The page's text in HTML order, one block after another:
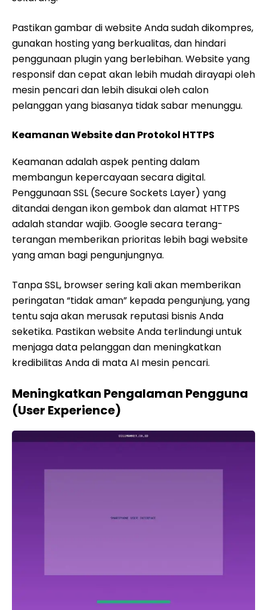
Pastikan gambar di website Anda sudah dikompres,
gunakan hosting yang berkualitas, dan hindari
penggunaan plugin yang berlebihan. Website yang
responsif dan cepat akan lebih mudah dirayapi oleh
mesin pencari dan lebih disukai oleh calon
pelanggan yang biasanya tidak sabar menunggu.
Keamanan Website dan Protokol HTTPS
Keamanan adalah aspek penting dalam
membangun kepercayaan secara digital.
Penggunaan SSL (Secure Sockets Layer) yang
ditandai dengan ikon gembok dan alamat HTTPS
adalah standar wajib. Google secara terang-
terangan memberikan prioritas lebih bagi website
yang aman bagi pengunjungnya.
Tanpa SSL, browser sering kali akan memberikan
peringatan “tidak aman” kepada pengunjung, yang
tentu saja akan merusak reputasi bisnis Anda
seketika. Pastikan website Anda terlindungi untuk
menjaga data pelanggan dan meningkatkan
kredibilitas Anda di mata AI mesin pencari.
Meningkatkan Pengalaman Pengguna
(User Experience)